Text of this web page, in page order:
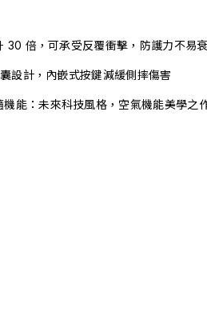
30 倍，可承受反覆衝擊，防護力不易
設計，內嵌式按鍵減緩側摔傷害
機能：未來科技風格，空氣機能美學之